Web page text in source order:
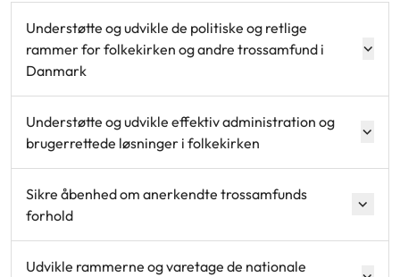
Understøtte og udvikle de politiske og retlige
rammer for folkekirken og andre trossamfund i
Danmark
Understøtte og udvikle effektiv administration og
brugerrettede løsninger i folkekirken
Sikre åbenhed om anerkendte trossamfunds
forhold
Udvikle rammerne og varetage de nationale